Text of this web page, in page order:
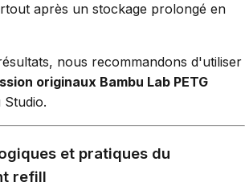
après un stockage prolongé en
nous recommandons d'utiliser
originaux Bambu Lab PETG
Studio.
et pratiques du
refill